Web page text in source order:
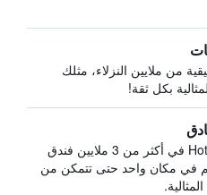
من ملايين النزلاء، مثلك
بكل ثقة!
يبحث HotelsCombined في أكثر من 3 ملايين فندق
في مكان واحد حتى تتمكن من